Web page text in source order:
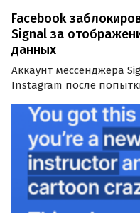
Facebook
Signal за
данных
Аккаунт мессенджера
Instagram после
подробными могут
социальными сетями о
представители Signal